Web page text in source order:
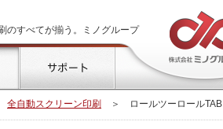
のすべてが揃う。ミノグループ
製品情報 サポート
全自動スクリーン印刷 ＞ ロールツーロールTAB